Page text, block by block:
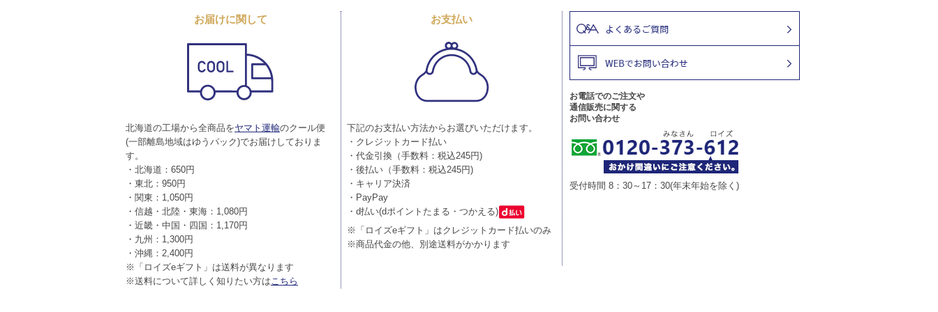
お届けに関して
北海道の工場から全商品をヤマト運輸のクール便
(一部離島地域はゆうパック)でお届けしておりま
す。
・北海道：650円
・東北：950円
・関東：1,050円
・信越・北陸・東海：1,080円
・近畿・中国・四国：1,170円
・九州：1,300円
・沖縄：2,400円
※「ロイズeギフト」は送料が異なります
※送料について詳しく知りたい方はこちら
お支払い
下記のお支払い方法からお選びいただけます。
・クレジットカード払い
・代金引換（手数料：税込245円)
・後払い（手数料：税込245円)
・キャリア決済
・PayPay
・d払い(dポイントたまる・つかえる)
※「ロイズeギフト」はクレジットカード払いのみ
※商品代金の他、別途送料がかかります
お電話でのご注文や
通信販売に関する
お問い合わせ
受付時間 8：30～17：30(年末年始を除く)